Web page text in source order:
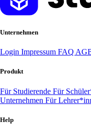
Unternehmen
Login Impressum FAQ
Produkt
Für Studierende Für
Unternehmen Für
Help